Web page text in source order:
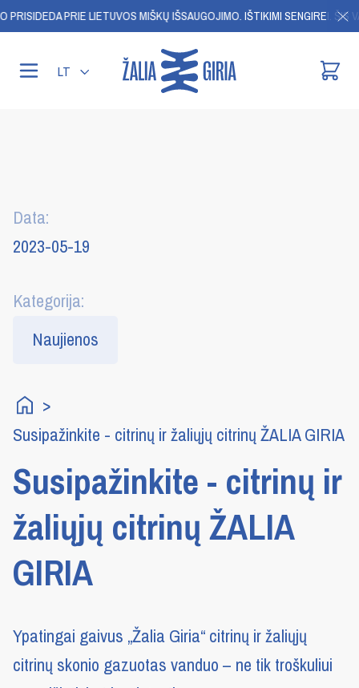
PRIE LIETUVOS MIŠKŲ IŠSAUGOJIMO.IŠTIKIMI SENGIREI. ŠIS
LT
Data:
2023-05-19
Kategorija:
Naujienos
Susipažinkite - citrinų ir žaliųjų citrinų ŽALIA GIRIA
Susipažinkite - citrinų ir
žaliųjų citrinų ŽALIA
GIRIA
Ypatingai gaivus „Žalia Giria“ citrinų ir žaliųjų
citrinų skonio gazuotas vanduo – ne tik troškuliui